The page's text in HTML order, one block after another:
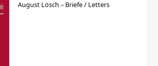
August Lösch – Briefe / Letters